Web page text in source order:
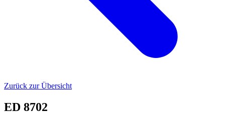
Zurück zur Übersicht
ED 8702